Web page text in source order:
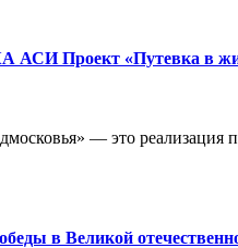
Проект «Путевка в
— это реализация
в Великой